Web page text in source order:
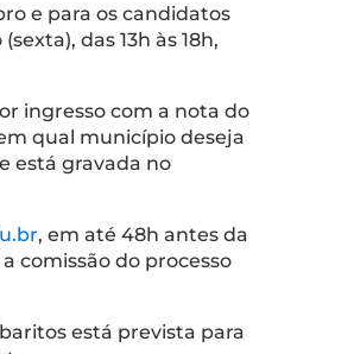
e para os candidatos
das 13h às 18h,
ingresso com a nota do
qual município deseja
está gravada no
, em até 48h antes da
comissão do processo
está prevista para